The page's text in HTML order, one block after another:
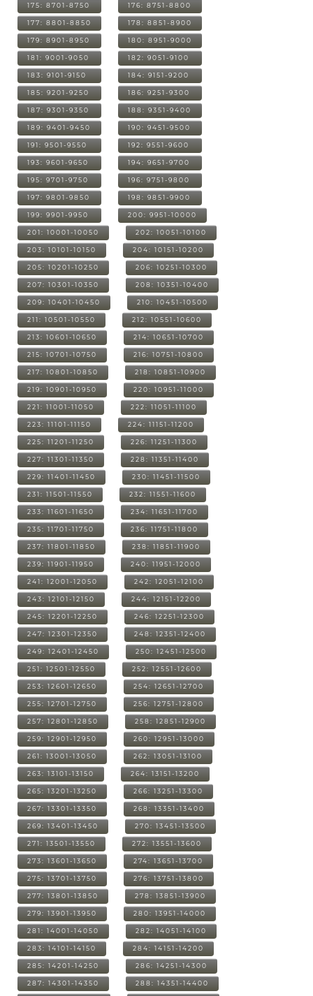
175: 8701-8750 176: 8751-8800
177: 8801-8850 178: 8851-8900
179: 8901-8950 180: 8951-9000
181: 9001-9050 182: 9051-9100
183: 9101-9150 184: 9151-9200
185: 9201-9250 186: 9251-9300
187: 9301-9350 188: 9351-9400
189: 9401-9450 190: 9451-9500
191: 9501-9550 192: 9551-9600
193: 9601-9650 194: 9651-9700
195: 9701-9750 196: 9751-9800
197: 9801-9850 198: 9851-9900
199: 9901-9950 200: 9951-10000
201: 10001-10050 202: 10051-10100
203: 10101-10150 204: 10151-10200
205: 10201-10250 206: 10251-10300
207: 10301-10350 208: 10351-10400
209: 10401-10450 210: 10451-10500
211: 10501-10550 212: 10551-10600
213: 10601-10650 214: 10651-10700
215: 10701-10750 216: 10751-10800
217: 10801-10850 218: 10851-10900
219: 10901-10950 220: 10951-11000
221: 11001-11050 222: 11051-11100
223: 11101-11150 224: 11151-11200
225: 11201-11250 226: 11251-11300
227: 11301-11350 228: 11351-11400
229: 11401-11450 230: 11451-11500
231: 11501-11550 232: 11551-11600
233: 11601-11650 234: 11651-11700
235: 11701-11750 236: 11751-11800
237: 11801-11850 238: 11851-11900
239: 11901-11950 240: 11951-12000
241: 12001-12050 242: 12051-12100
243: 12101-12150 244: 12151-12200
245: 12201-12250 246: 12251-12300
247: 12301-12350 248: 12351-12400
249: 12401-12450 250: 12451-12500
251: 12501-12550 252: 12551-12600
253: 12601-12650 254: 12651-12700
255: 12701-12750 256: 12751-12800
257: 12801-12850 258: 12851-12900
259: 12901-12950 260: 12951-13000
261: 13001-13050 262: 13051-13100
263: 13101-13150 264: 13151-13200
265: 13201-13250 266: 13251-13300
267: 13301-13350 268: 13351-13400
269: 13401-13450 270: 13451-13500
271: 13501-13550 272: 13551-13600
273: 13601-13650 274: 13651-13700
275: 13701-13750 276: 13751-13800
277: 13801-13850 278: 13851-13900
279: 13901-13950 280: 13951-14000
281: 14001-14050 282: 14051-14100
283: 14101-14150 284: 14151-14200
285: 14201-14250 286: 14251-14300
287: 14301-14350 288: 14351-14400